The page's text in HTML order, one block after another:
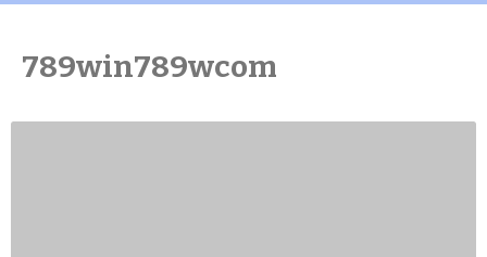
789win789wcom